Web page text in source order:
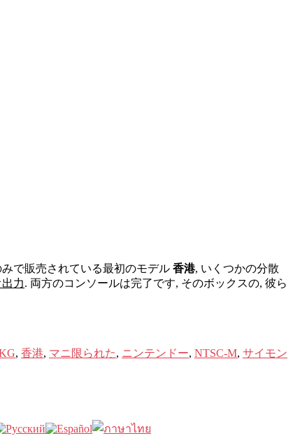
みで販売されている最初のモデル 香港, いくつかの分散
力. 両方のコンソールは完了です, そのボックスの, 彼ら
, 香港, マニ限られた, ニンテンドー, NTSC-M, サイモン